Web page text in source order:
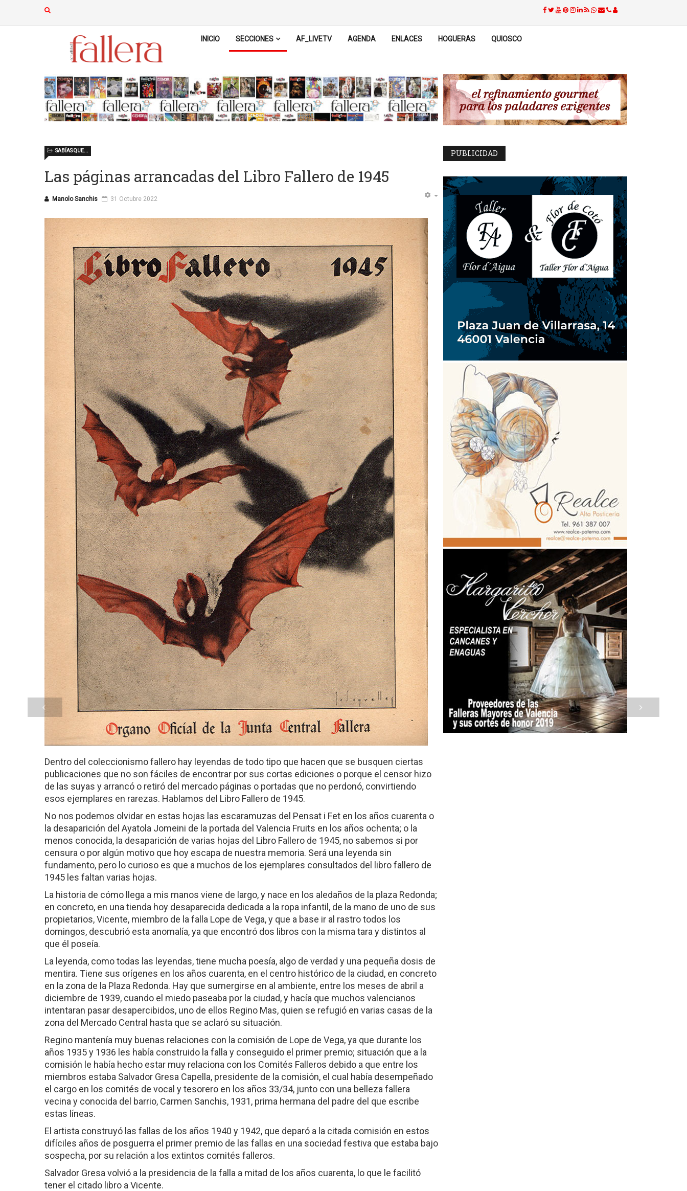
INICIO SECCIONES AF_LIVETV AGENDA ENLACES HOGUERAS QUIOSCO
Las páginas arrancadas del Libro Fallero de 1945
Manolo Sanchis
SABÍAS QUE...
31 Octubre 2022
Dentro del coleccionismo fallero hay leyendas de todo tipo que hacen que se busquen ciertas
publicaciones que no son fáciles de encontrar por sus cortas ediciones o porque el censor hizo
de las suyas y arrancó o retiró del mercado páginas o portadas que no perdonó, convirtiendo
esos ejemplares en rarezas. Hablamos del Libro Fallero de 1945.
No nos podemos olvidar en estas hojas las escaramuzas del Pensat i Fet en los años cuarenta o
la desaparición del Ayatola Jomeini de la portada del Valencia Fruits en los años ochenta; o la
menos conocida, la desaparición de varias hojas del Libro Fallero de 1945, no sabemos si por
censura o por algún motivo que hoy escapa de nuestra memoria. Será una leyenda sin
fundamento, pero lo curioso es que a muchos de los ejemplares consultados del libro fallero de
1945 les faltan varias hojas.
La historia de cómo llega a mis manos viene de largo, y nace en los aledaños de la plaza Redonda;
en concreto, en una tienda hoy desaparecida dedicada a la ropa infantil, de la mano de uno de sus
propietarios, Vicente, miembro de la falla Lope de Vega, y que a base ir al rastro todos los
domingos, descubrió esta anomalía, ya que encontró dos libros con la misma tara y distintos al
que él poseía.
La leyenda, como todas las leyendas, tiene mucha poesía, algo de verdad y una pequeña dosis de
mentira. Tiene sus orígenes en los años cuarenta, en el centro histórico de la ciudad, en concreto
en la zona de la Plaza Redonda. Hay que sumergirse en al ambiente, entre los meses de abril a
diciembre de 1939, cuando el miedo paseaba por la ciudad, y hacía que muchos valencianos
intentaran pasar desapercibidos, uno de ellos Regino Mas, quien se refugió en varias casas de la
zona del Mercado Central hasta que se aclaró su situación.
Regino mantenía muy buenas relaciones con la comisión de Lope de Vega, ya que durante los
años 1935 y 1936 les había construido la falla y conseguido el primer premio; situación que a la
comisión le había hecho estar muy relaciona con los Comités Falleros debido a que entre los
miembros estaba Salvador Gresa Capella, presidente de la comisión, el cual había desempeñado
el cargo en los comités de vocal y tesorero en los años 33/34, junto con una belleza fallera
vecina y conocida del barrio, Carmen Sanchis, 1931, prima hermana del padre del que escribe
estas líneas.
El artista construyó las fallas de los años 1940 y 1942, que deparó a la citada comisión en estos
difíciles años de posguerra el primer premio de las fallas en una sociedad festiva que estaba bajo
sospecha, por su relación a los extintos comités falleros.
Salvador Gresa volvió a la presidencia de la falla a mitad de los años cuarenta, lo que le facilitó
tener el citado libro a Vicente.
PUBLICIDAD